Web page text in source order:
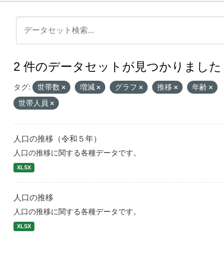
2 件のデータセットが見つかりました
タグ: 世帯数 増減 グラフ 推移
年齢
世帯人員
人口の推移（令和５年）
人口の推移に関する各種データです。
XLSX
人口の推移
人口の推移に関する各種データです。
XLSX